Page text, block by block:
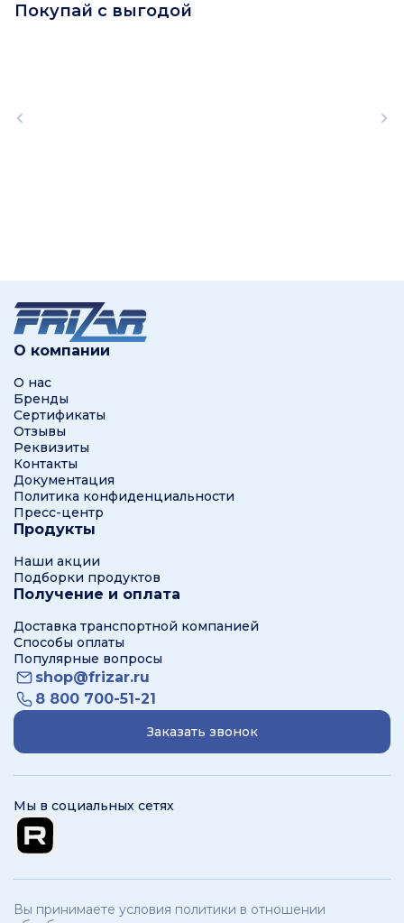
Покупай с выгодой
О компании
О нас
Бренды
Сертификаты
Отзывы
Реквизиты
Контакты
Документация
Политика конфиденциальности
Пресс-центр
Продукты
Наши акции
Подборки продуктов
Получение и оплата
Доставка транспортной компанией
Способы оплаты
Популярные вопросы
shop@frizar.ru
8 800 700-51-21
Заказать звонок
Мы в социальных сетях
Вы принимаете условия политики в отношении